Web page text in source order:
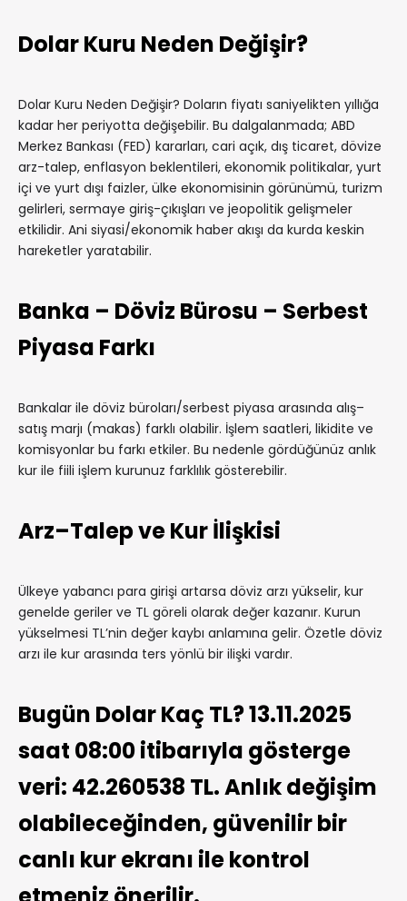
Dolar Kuru Neden Değişir?
Dolar Kuru Neden Değişir? Doların fiyatı saniyelikten yıllığa
kadar her periyotta değişebilir. Bu dalgalanmada; ABD
Merkez Bankası (FED) kararları, cari açık, dış ticaret, dövize
arz-talep, enflasyon beklentileri, ekonomik politikalar, yurt
içi ve yurt dışı faizler, ülke ekonomisinin görünümü, turizm
gelirleri, sermaye giriş-çıkışları ve jeopolitik gelişmeler
etkilidir. Ani siyasi/ekonomik haber akışı da kurda keskin
hareketler yaratabilir.
Banka – Döviz Bürosu – Serbest
Piyasa Farkı
Bankalar ile döviz büroları/serbest piyasa arasında alış–
satış marjı (makas) farklı olabilir. İşlem saatleri, likidite ve
komisyonlar bu farkı etkiler. Bu nedenle gördüğünüz anlık
kur ile fiili işlem kurunuz farklılık gösterebilir.
Arz–Talep ve Kur İlişkisi
Ülkeye yabancı para girişi artarsa döviz arzı yükselir, kur
genelde geriler ve TL göreli olarak değer kazanır. Kurun
yükselmesi TL’nin değer kaybı anlamına gelir. Özetle döviz
arzı ile kur arasında ters yönlü bir ilişki vardır.
Bugün Dolar Kaç TL? 13.11.2025
saat 08:00 itibarıyla gösterge
veri: 42.260538 TL. Anlık değişim
olabileceğinden, güvenilir bir
canlı kur ekranı ile kontrol